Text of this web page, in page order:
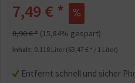
Entfernt schnell und sicher
7,49 € *
8,90 € * (15,84% gespart)
Inhalt: 0.118 Liter (63,47 € * / 1 Liter)